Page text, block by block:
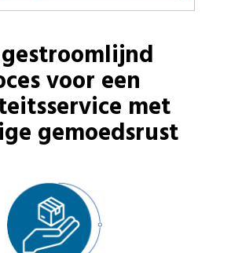
gestroomlijnd
voor een
met
gemoedsrust